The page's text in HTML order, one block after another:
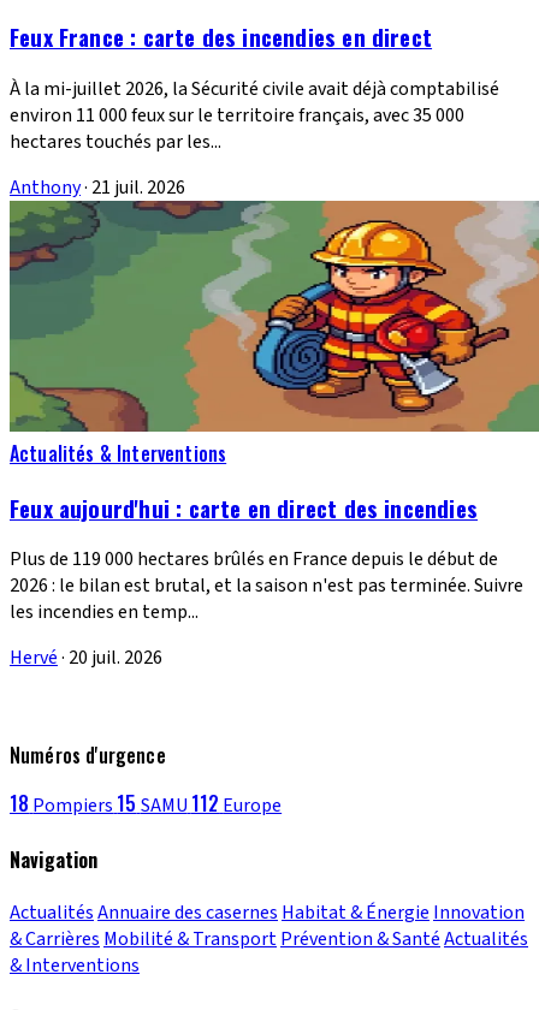
Feux France : carte des incendies en direct
À la mi-juillet 2026, la Sécurité civile avait déjà comptabilisé
environ 11 000 feux sur le territoire français, avec 35 000
hectares touchés par les...
Anthony· 21 juil. 2026
Actualités & Interventions
Feux aujourd'hui : carte en direct des incendies
Plus de 119 000 hectares brûlés en France depuis le début de
2026 : le bilan est brutal, et la saison n'est pas terminée. Suivre
les incendies en temp...
Hervé· 20 juil. 2026
Numéros d'urgence
18 Pompiers 15 SAMU 112 Europe
Navigation
ActualitésAnnuaire des casernes Habitat & Énergie Innovation
& Carrières Mobilité & TransportPrévention & SantéActualités
& Interventions